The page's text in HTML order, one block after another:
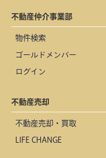
不動産仲介事業部
物件検索
ゴールドメンバー
ログイン
不動産売却
不動産売却・買取
LIFE CHANGE